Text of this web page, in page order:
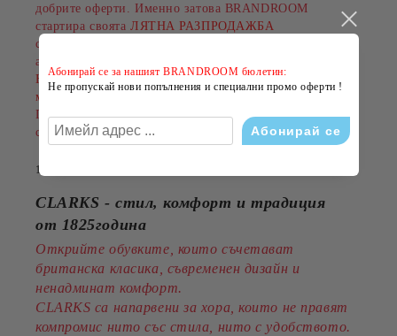
добрите оферти. Именно затова BRANDROOM
стартира своята ЛЯТНА РАЗПРОДАЖБА
с намаления до
аксесоари.
Намаленията важат за разнообразни артикули и
марки, а количествата са ограничени.
Пазарувайте сега и подарете на лятото си повече
стил на по-добра цена!
14 Юли 2026
CLARKS - стил, комфорт и традиция
от 1825година
Открийте обувките, които съчетават
британска класика, съвременен дизайн и
ненадминат комфорт.
CLARKS са напарвени за хора, които не правят
компромис нито със стила, нито с удобството.
Абонирай се за нашият BRANDROOM бюлетин:
Не пропускай нови попълнения и специални промо оферти !